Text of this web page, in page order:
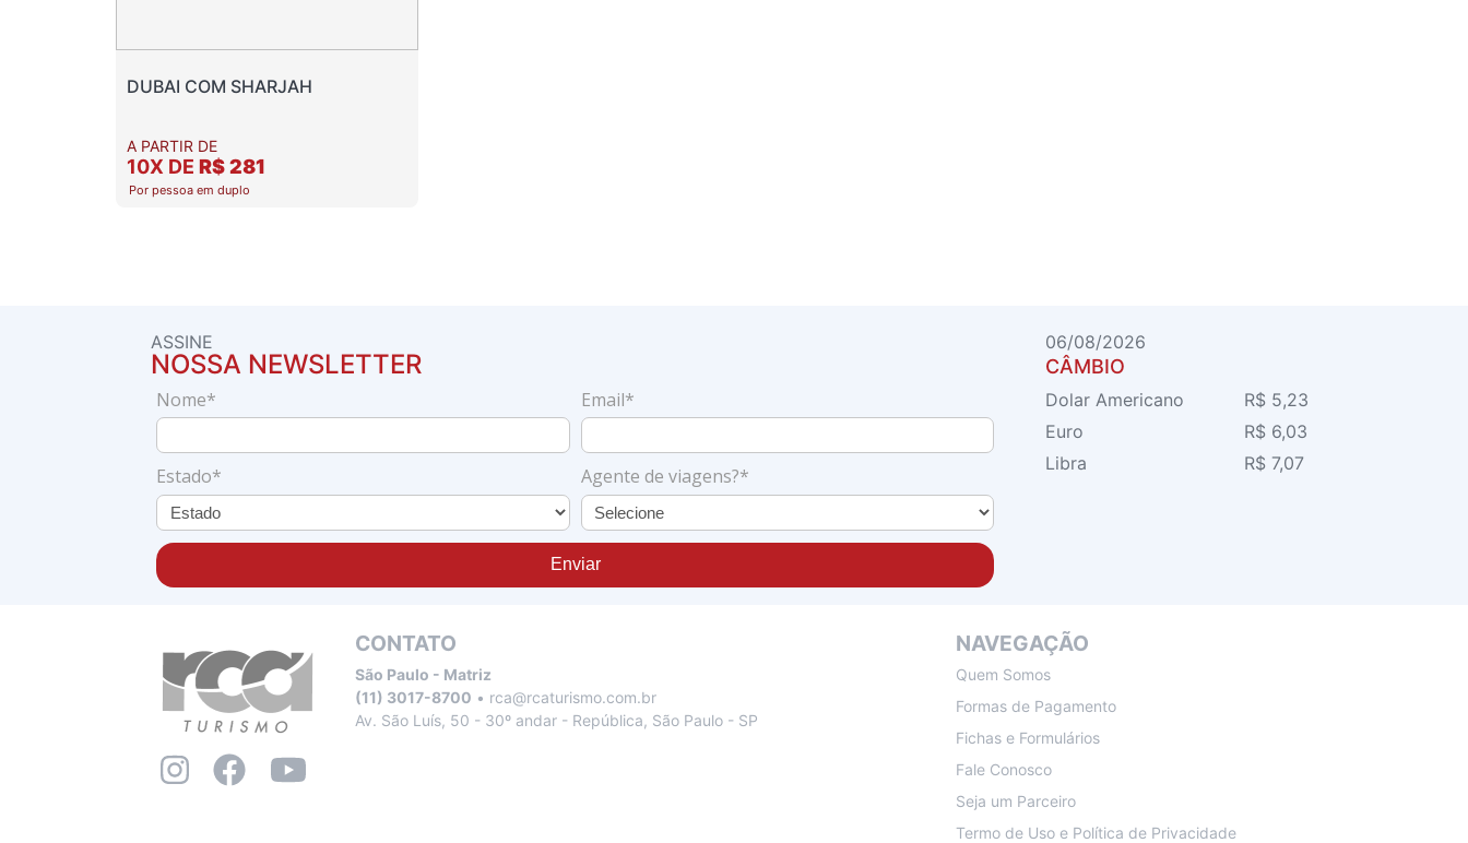
DUBAI COM SHARJAH
A PARTIR DE
10X DE R$ 281
Por pessoa em duplo
ASSINE
NOSSA NEWSLETTER
Nome* Email*
Estado* Agente de viagens?*
Enviar
06/08/2026
CÂMBIO
Dolar Americano
R$ 5,23
Euro
R$ 6,03
Libra
R$ 7,07
CONTATO
São Paulo - Matriz
(11) 3017-8700 • rca@rcaturismo.com.br
Av. São Luís, 50 - 30º andar - República, São Paulo - SP
NAVEGAÇÃO
Quem Somos
Formas de Pagamento
Fichas e Formulários
Fale Conosco
Seja um Parceiro
Termo de Uso e Política de Privacidade